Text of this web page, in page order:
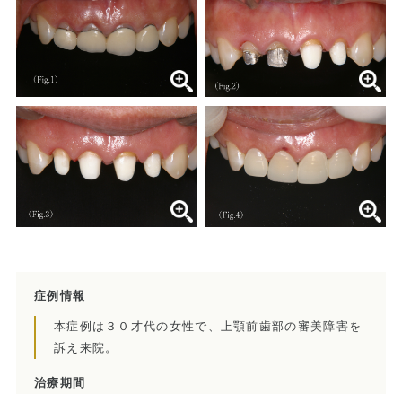
治療費
歯内療法/マイクロエンド
歯内療法とは
当院の治療のポイント
歯周病治療/予防歯科
症例情報
本症例は３０才代の女性で、上顎前歯部の審美障害を
訴え来院。
治療期間